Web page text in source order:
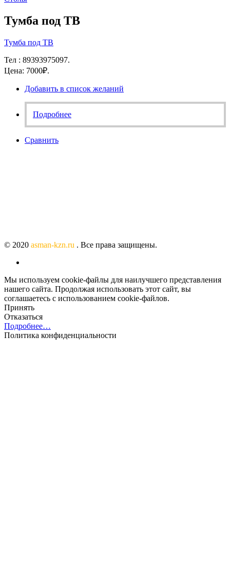
Тумба под ТВ
Тумба под ТВ
Тел : 89393975097.
Цена: 7000₽.
Добавить в список желаний
Подробнее
Сравнить
© 2020 asman-kzn.ru . Все права защищены.
Мы используем cookie-файлы для наилучшего представления
нашего сайта. Продолжая использовать этот сайт, вы
соглашаетесь с использованием cookie-файлов.
Принять
Отказаться
Подробнее…
Политика конфиденциальности